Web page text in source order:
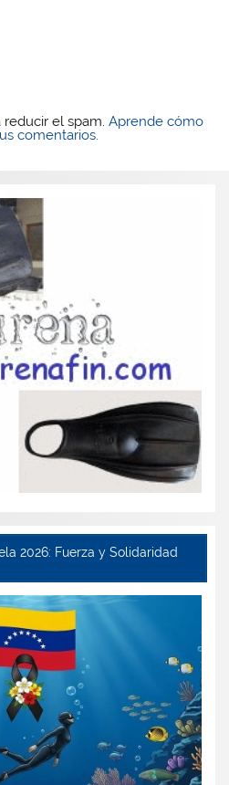
reducir el spam.Aprende cómo
comentarios.
2026: Fuerza y Solidaridad